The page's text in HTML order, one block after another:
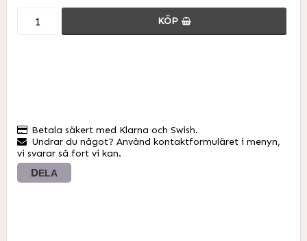
KÖP
Betala säkert med Klarna och Swish.
Undrar du något? Använd kontaktformuläret i menyn,
vi svarar så fort vi kan.
DELA